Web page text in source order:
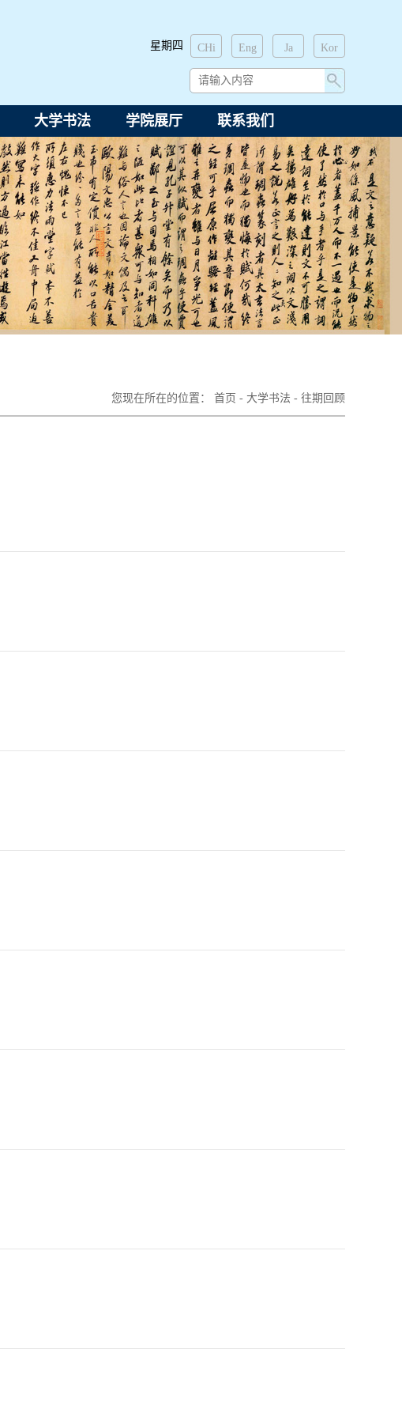
星期四 CHi Eng Ja Kor
大学书法 学院展厅 联系我们
您现在所在的位置： 首页 - 大学书法 - 往期回顾